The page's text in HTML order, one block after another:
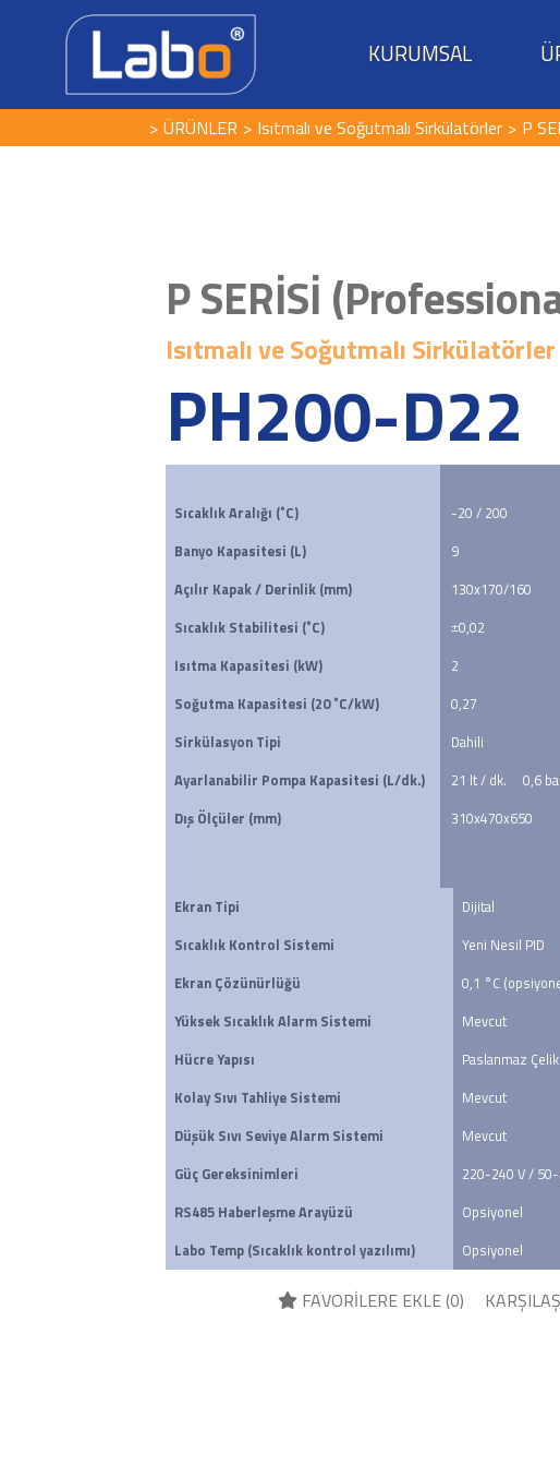
KURUMSAL
ÜRÜNLER Isıtmalı ve Soğutmalı Sirkülatörler P
P SERİSİ
Isıtmalı ve Soğutmalı Sirkülatörler
PH200-D22
Sıcaklık Aralığı (˚C)
Banyo Kapasitesi (L)
Açılır Kapak / Derinlik (mm)
Sıcaklık Stabilitesi (˚C)
Isıtma Kapasitesi (kW)
Soğutma Kapasitesi (20 ˚C/kW)
Sirkülasyon Tipi
Ayarlanabilir Pompa Kapasitesi (L/dk.)
Dış Ölçüler (mm)
-20 / 200
9
130x170/160
±0,02
2
0,27
Dahili
21 lt / dk.     0,6
310x470x650
Ekran Tipi
Dijital
Sıcaklık Kontrol Sistemi
Yeni Nesil PID
Ekran Çözünürlüğü
0,1 °C
Yüksek Sıcaklık Alarm Sistemi
Mevcut
Hücre Yapısı
Paslanmaz Çelik
Kolay Sıvı Tahliye Sistemi
Mevcut
Düşük Sıvı Seviye Alarm Sistemi
Mevcut
Güç Gereksinimleri
220-240 V /
RS485 Haberleşme Arayüzü
Opsiyonel
Labo Temp (Sıcaklık kontrol yazılımı)
Opsiyonel
FAVORİLERE EKLE (0)